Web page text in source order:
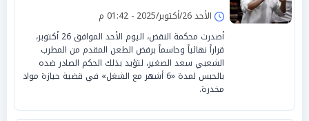
الأحد 26/أكتوبر/2025 - 01:42 م
أصدرت محكمة النقض، اليوم الأحد الموافق 26 أكتوبر،
قراراً نهائياً وحاسماً برفض الطعن المقدم من المطرب
الشعبي سعد الصغير، لتؤيد بذلك الحكم الصادر ضده
بالحبس لمدة «6 أشهر مع الشغل» في قضية حيازة مواد
مخدرة.